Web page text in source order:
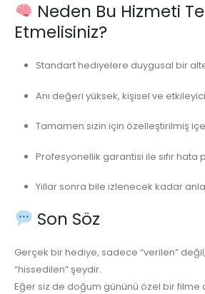
Neden Bu Hizmeti
Etmelisiniz?
Standart hediyelere duygusal bir
Anı değeri yüksek, kişisel ve etkileyici
Tamamen sizin için özelleştirilmiş
Profesyonellik garantisi ile sıfır hata
Yıllar sonra bile izlenecek kadar
Son Söz
Gerçek bir hediye, sadece “verilen”
“hissedilen” şeydir.
Eğer siz de doğum gününü özel bir filme